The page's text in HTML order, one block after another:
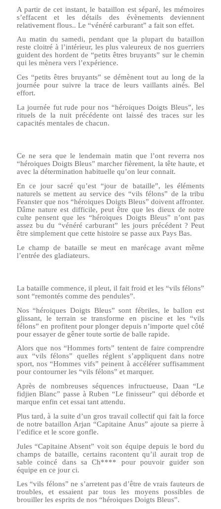
A partir de cet instant, le bataillon est séparé, les mémoires
s’effacent et les détails des évènements deviennent
relativement flous.. Le “vénéré carburant” a fait son effet.
Au matin du samedi, pendant que la plupart du bataillon
reste cloitré à l’intérieur, les plus valeureux de nos guerriers
guident des hordent de “petits êtres bruyants” sur le chemin
qui les mènera vers l’expérience.
Ces “petits êtres bruyants” se démènent tout au long de la
journée pour suivre la trace de leurs vaillants ainés. Bel
effort.
La journée fut rude pour nos “héroiques Doigts Bleus”, les
rituels de la nuit précédente ont laissé des traces sur les
capacités mentales de chacun.
Ce ne sera que le lendemain matin que l’ont reverra nos
“héroiques Doigts Bleus” marcher fièrement, la tête haute, et
avec la détermination habituelle qu’on leur connait.
En ce jour sacré qu’est “jour de bataille”, les éléments
naturels se mettent au service des “vils félons” de la tribu
Feanster que nos “héroiques Doigts Bleus” doivent affronter.
Dâme nature est difficile, peut être que les dieux de notre
culte pensent que les “héroiques Doigts Bleus” n’ont pas
assez bu du “vénéré carburant” les jours précédent ? Peut
être simplement que cette histoire se passe aux Pays Bas.
Le champ de bataille se meut en marécage avant même
l’entrée des gladiateurs.
La bataille commence, il pleut, il fait froid et les “vils félons”
sont “remontés comme des pendules”.
Nos “héroiques Doigts Bleus” sont fébriles, le ballon est
glissant, le terrain se transforme en piscine et les “vils
félons” en profitent pour plonger depuis n’importe quel côté
pour essayer de gêner toute sortie de balle rapide.
Alors que nos “Hommes forts” tentent de faire comprendre
aux “vils félons” quelles réglent s’appliquent dans notre
sport, nos “Hommes vifs” peinent à accélérer suffisamment
pour contourner les “vils félons” et marquer.
Après de nombreuses séquences infructueuse, Daan “Le
fidjien Blanc” passe à Ruben “Le finisseur” qui déborde et
marque enfin cet essai tant attendu.
Plus tard, à la suite d’un gros travail collectif qui fait la force
de notre bataillon Arjan “Capitaine Anus” ajoute sa pierre à
l’edifice et le score gonfle.
Jules “Capitaine Absent” voit son équipe depuis le bord du
champs de bataille, certains racontent qu’il aurait trop de
sable coincé dans sa Ch**** pour pouvoir guider son
équipe en ce jour ci.
Les “vils félons” ne s’arretent pas d’être de vrais fauteurs de
troubles, et essaient par tous les moyens possibles de
brouiller les esprits de nos “héroiques Doigts Bleus”.